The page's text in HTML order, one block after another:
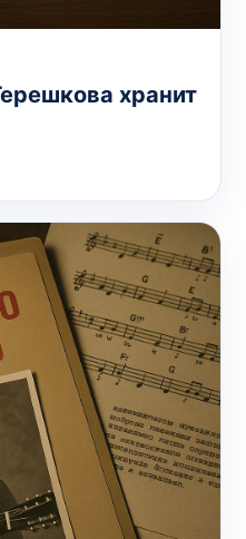
хранит